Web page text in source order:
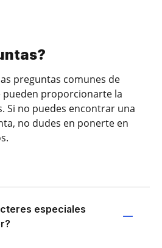
preguntas comunes de
proporcionarte la
Si no puedes encontrar una
no dudes en ponerte en
especiales